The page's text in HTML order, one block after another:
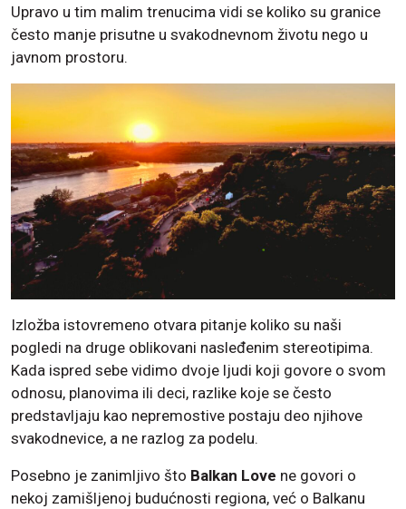
Upravo u tim malim trenucima vidi se koliko su granice
često manje prisutne u svakodnevnom životu nego u
javnom prostoru.
Izložba istovremeno otvara pitanje koliko su naši
pogledi na druge oblikovani nasleđenim stereotipima.
Kada ispred sebe vidimo dvoje ljudi koji govore o svom
odnosu, planovima ili deci, razlike koje se često
predstavljaju kao nepremostive postaju deo njihove
svakodnevice, a ne razlog za podelu.
Posebno je zanimljivo što Balkan Love ne govori o
nekoj zamišljenoj budućnosti regiona, već o Balkanu